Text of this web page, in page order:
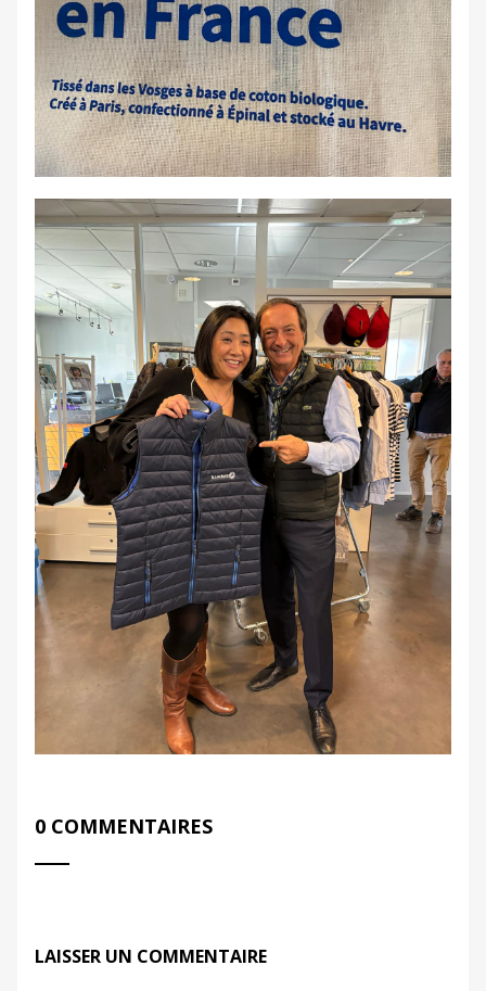
0 COMMENTAIRES
LAISSER UN COMMENTAIRE